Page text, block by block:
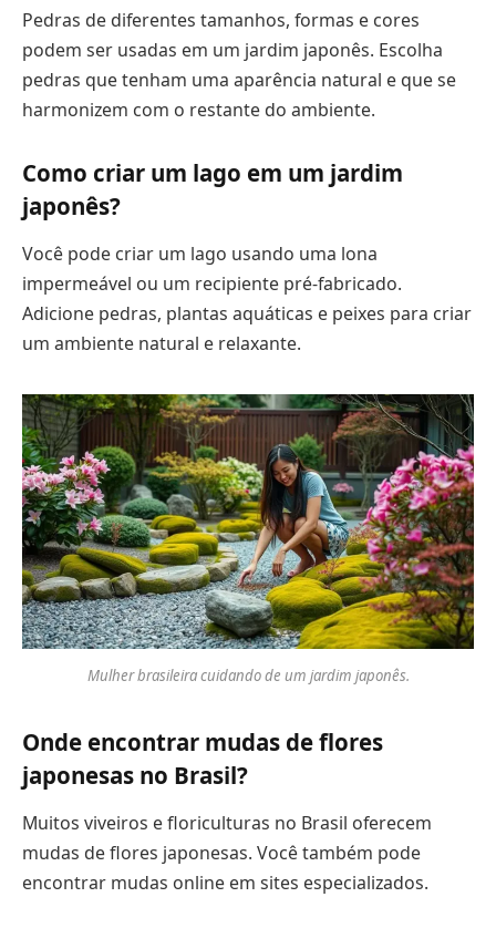
Pedras de diferentes tamanhos, formas e cores
podem ser usadas em um jardim japonês. Escolha
pedras que tenham uma aparência natural e que se
harmonizem com o restante do ambiente.
Como criar um lago em um jardim
japonês?
Você pode criar um lago usando uma lona
impermeável ou um recipiente pré-fabricado.
Adicione pedras, plantas aquáticas e peixes para criar
um ambiente natural e relaxante.
Mulher brasileira cuidando de um jardim japonês.
Onde encontrar mudas de flores
japonesas no Brasil?
Muitos viveiros e floriculturas no Brasil oferecem
mudas de flores japonesas. Você também pode
encontrar mudas online em sites especializados.